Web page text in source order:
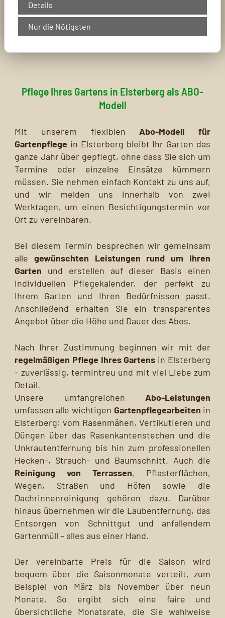
Pflege Ihres Gartens in Elsterberg als ABO-
Modell
Mit unserem flexiblen Abo-Modell für
Gartenpflege in Elsterberg bleibt Ihr Garten das
ganze Jahr über gepflegt, ohne dass Sie sich um
Termine oder einzelne Einsätze kümmern
müssen. Sie nehmen einfach Kontakt zu uns auf,
und wir melden uns innerhalb von zwei
Werktagen, um einen Besichtigungstermin vor
Ort zu vereinbaren.
Bei diesem Termin besprechen wir gemeinsam
alle gewünschten Leistungen rund um Ihren
Garten und erstellen auf dieser Basis einen
individuellen Pflegekalender, der perfekt zu
Ihrem Garten und Ihren Bedürfnissen passt.
Anschließend erhalten Sie ein transparentes
Angebot über die Höhe und Dauer des Abos.
Nach Ihrer Zustimmung beginnen wir mit der
regelmäßigen Pflege Ihres Gartens in Elsterberg
– zuverlässig, termintreu und mit viel Liebe zum
Detail.
Unsere umfangreichen Abo-Leistungen
umfassen alle wichtigen Gartenpflegearbeiten in
Elsterberg: vom Rasenmähen, Vertikutieren und
Düngen über das Rasenkantenstechen und die
Unkrautentfernung bis hin zum professionellen
Hecken-, Strauch- und Baumschnitt. Auch die
Reinigung von Terrassen, Pflasterflächen,
Wegen, Straßen und Höfen sowie die
Dachrinnenreinigung gehören dazu. Darüber
hinaus übernehmen wir die Laubentfernung, das
Entsorgen von Schnittgut und anfallendem
Gartenmüll – alles aus einer Hand.
Der vereinbarte Preis für die Saison wird
bequem über die Saisonmonate verteilt, zum
Beispiel von März bis November über neun
Monate. So ergibt sich eine faire und
übersichtliche Monatsrate, die Sie wahlweise
Details
Nur die Nötigsten